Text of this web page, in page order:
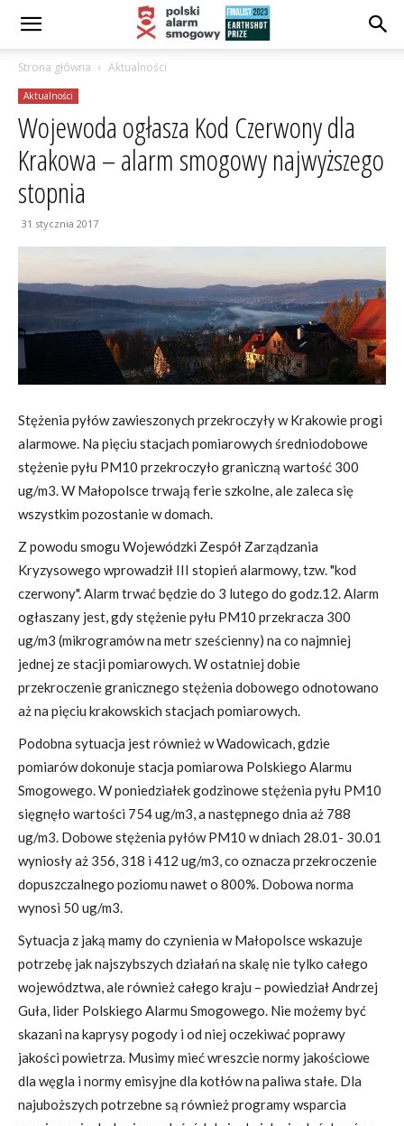
Strona główna Aktualności
Aktualności
Wojewoda ogłasza Kod Czerwony dla
Krakowa – alarm smogowy najwyższego
stopnia
31 stycznia 2017
Stężenia pyłów zawieszonych przekroczyły w Krakowie progi
alarmowe. Na pięciu stacjach pomiarowych średniodobowe
stężenie pyłu PM10 przekroczyło graniczną wartość 300
ug/m3. W Małopolsce trwają ferie szkolne, ale zaleca się
wszystkim pozostanie w domach.
Z powodu smogu Wojewódzki Zespół Zarządzania
Kryzysowego wprowadził III stopień alarmowy, tzw. "kod
czerwony". Alarm trwać będzie do 3 lutego do godz.12. Alarm
ogłaszany jest, gdy stężenie pyłu PM10 przekracza 300
ug/m3 (mikrogramów na metr sześcienny) na co najmniej
jednej ze stacji pomiarowych. W ostatniej dobie
przekroczenie granicznego stężenia dobowego odnotowano
aż na pięciu krakowskich stacjach pomiarowych.
Podobna sytuacja jest również w Wadowicach, gdzie
pomiarów dokonuje stacja pomiarowa Polskiego Alarmu
Smogowego. W poniedziałek godzinowe stężenia pyłu PM10
sięgnęło wartości 754 ug/m3, a następnego dnia aż 788
ug/m3. Dobowe stężenia pyłów PM10 w dniach 28.01- 30.01
wyniosły aż 356, 318 i 412 ug/m3, co oznacza przekroczenie
dopuszczalnego poziomu nawet o 800%. Dobowa norma
wynosi 50 ug/m3.
Sytuacja z jaką mamy do czynienia w Małopolsce wskazuje
potrzebę jak najszybszych działań na skalę nie tylko całego
województwa, ale również całego kraju – powiedział Andrzej
Guła, lider Polskiego Alarmu Smogowego. Nie możemy być
skazani na kaprysy pogody i od niej oczekiwać poprawy
jakości powietrza. Musimy mieć wreszcie normy jakościowe
dla węgla i normy emisyjne dla kotłów na paliwa stałe. Dla
najuboższych potrzebne są również programy wsparcia